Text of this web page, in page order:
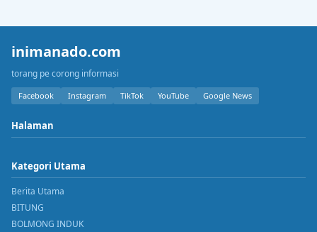
inimanado.com
torang pe corong informasi
Facebook Instagram TikTok YouTube Google News
Halaman
Kategori Utama
Berita Utama
BITUNG
BOLMONG INDUK